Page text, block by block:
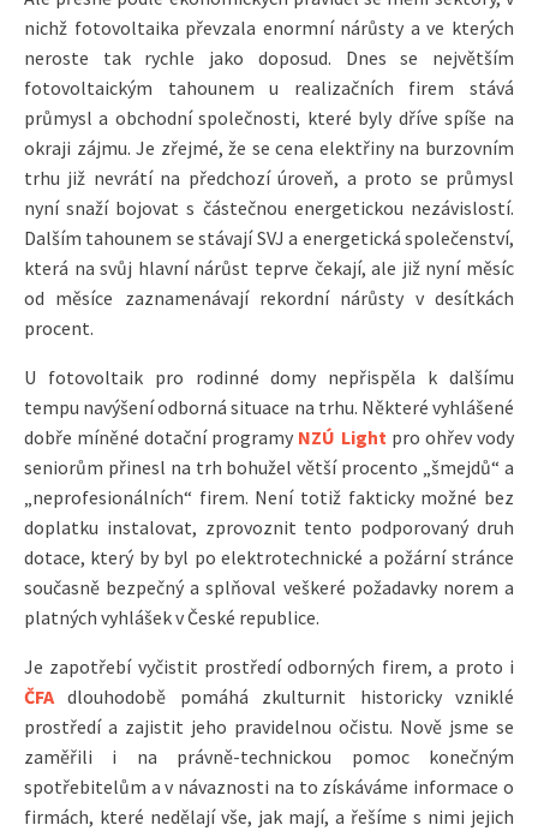
nichž fotovoltaika převzala enormní nárůsty a ve kterých
neroste tak rychle jako doposud. Dnes se největším
fotovoltaickým tahounem u realizačních firem stává
průmysl a obchodní společnosti, které byly dříve spíše na
okraji zájmu. Je zřejmé, že se cena elektřiny na burzovním
trhu již nevrátí na předchozí úroveň, a proto se průmysl
nyní snaží bojovat s částečnou energetickou nezávislostí.
Dalším tahounem se stávají SVJ a energetická společenství,
která na svůj hlavní nárůst teprve čekají, ale již nyní měsíc
od měsíce zaznamenávají rekordní nárůsty v desítkách
procent.
U fotovoltaik pro rodinné domy nepřispěla k dalšímu
tempu navýšení odborná situace na trhu. Některé vyhlášené
dobře míněné dotační programy NZÚ Lightpro ohřev vody
seniorům přinesl na trh bohužel větší procento „šmejdů“ a
„neprofesionálních“ firem. Není totiž fakticky možné bez
doplatku instalovat, zprovoznit tento podporovaný druh
dotace, který by byl po elektrotechnické a požární stránce
současně bezpečný a splňoval veškeré požadavky norem a
platných vyhlášek v České republice.
Je zapotřebí vyčistit prostředí odborných firem, a proto i
ČFA dlouhodobě pomáhá zkulturnit historicky vzniklé
prostředí a zajistit jeho pravidelnou očistu. Nově jsme se
zaměřili i na právně-technickou pomoc konečným
spotřebitelům a v návaznosti na to získáváme informace o
firmách, které nedělají vše, jak mají, a řešíme s nimi jejich